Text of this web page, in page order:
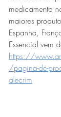
medicamento
maiores
Espanha,
Essencial vem
https://
/pagina-de-
alecrim